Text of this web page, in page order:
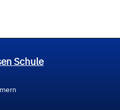
Schule